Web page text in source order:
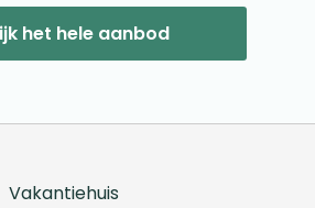
het hele aanbod